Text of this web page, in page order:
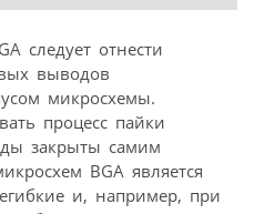
следует отнести
выводов
микросхемы.
процесс пайки
закрыты самим
BGA является
и, например, при